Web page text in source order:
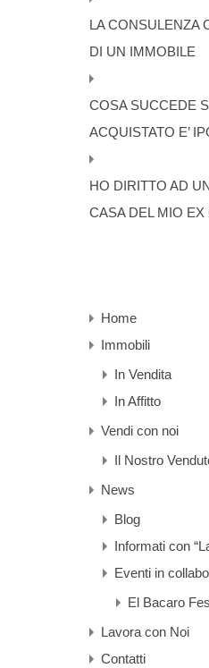
LA CONSULENZA
DI UN IMMOBILE
COSA SUCCEDE
ACQUISTATO E’
HO DIRITTO AD
CASA DEL MIO
Home
Immobili
In Vendita
In Affitto
Vendi con noi
Il Nostro
News
Blog
Informati con
Eventi in
El Bacaro
Lavora con Noi
Contatti